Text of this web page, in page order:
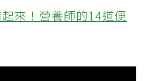
來！營養師的14道便